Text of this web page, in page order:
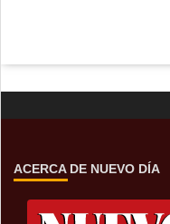
ACERCA DE NUEVO DÍA